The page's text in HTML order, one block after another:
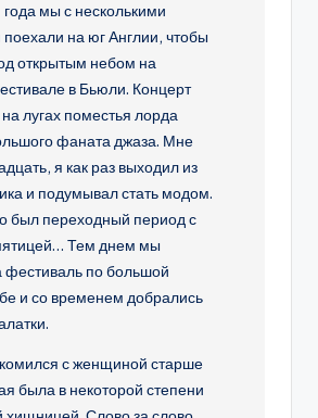
мы с несколькими
на юг Англии, чтобы
открытым небом на
в Бьюли. Концерт
лугах поместья лорда
фаната джаза. Мне
я как раз выходил из
и подумывал стать модом.
был переходный период с
Тем днем мы
фестиваль по большой
и со временем добрались
с женщиной старше
была в некоторой степени